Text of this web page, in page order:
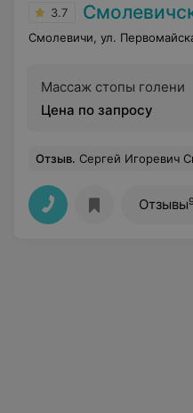
3.7
Смолевичи, ул.
Массаж стопы голени
Цена по запросу
Отзыв. Сергей Игоревич Скоков - доктор, который любит детей и любит и знает дело, которым занимается! Очень внимателен при осмотре ребенка,
Отзывы9